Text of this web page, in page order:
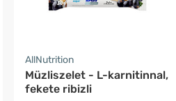
AllNutrition
Müzliszelet - L-karnitinnal,
fekete ribizli